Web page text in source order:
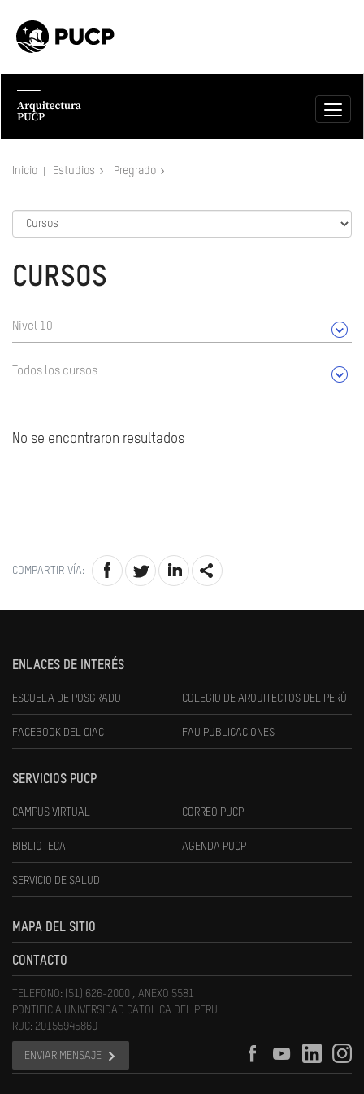
Inicio Estudios Pregrado
CURSOS
Nivel 10
Todos los cursos
No se encontraron resultados
COMPARTIR VÍA:
ENLACES DE INTERÉS
ESCUELA DE POSGRADO COLEGIO DE ARQUITECTOS DEL PERÚ
FACEBOOK DEL CIAC FAU PUBLICACIONES
SERVICIOS PUCP
CAMPUS VIRTUAL CORREO PUCP
BIBLIOTECA AGENDA PUCP
SERVICIO DE SALUD
MAPA DEL SITIO
CONTACTO
TELÉFONO: (51) 626-2000 , ANEXO 5581
PONTIFICIA UNIVERSIDAD CATOLICA DEL PERU
RUC: 20155945860
ENVIAR MENSAJE